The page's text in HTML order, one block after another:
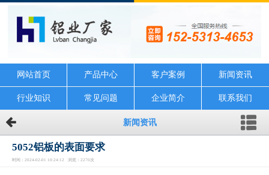
网站首页 产品中心 客户案例 新闻资讯
行业知识 常见问题 企业简介 联系我们
新闻资讯
5052铝板的表面要求
时间：2024-02-01 10:24:12 浏览：2270次